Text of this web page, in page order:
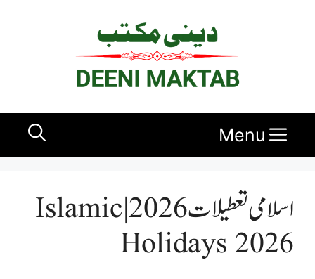
Menu
اسلامی تعطیلات 2026 | Islamic
Holidays 2026